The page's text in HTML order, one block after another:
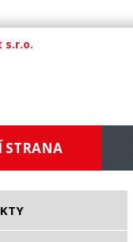
STRANA